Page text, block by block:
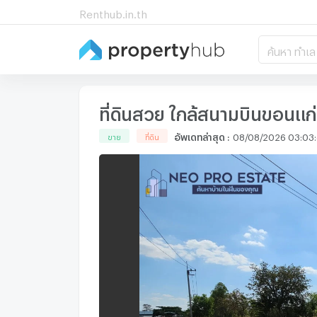
Renthub.in.th
ค้นหา ทำเ
ที่ดินสวย ใกล้สนามบินขอนแก่
ขาย ที่ดิน อัพเดทล่าสุด : 08/08/2026